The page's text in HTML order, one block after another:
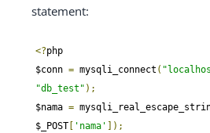
statement:
<?php
$conn = mysqli_connect (
"db_test" );
$nama =
$_POST
'nama'
]);